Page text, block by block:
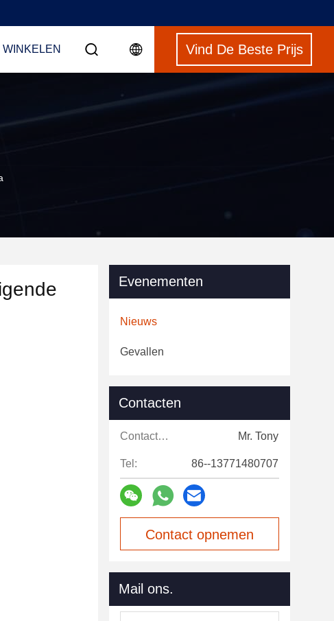
Vind De Beste Prijs
Evenementen
Nieuws
Gevallen
Contacten
Contacten: Mr. Tony
Tel: 86--13771480707
Contact opnemen
Mail ons.